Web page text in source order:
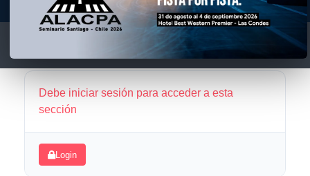
Debe iniciar sesión para acceder a esta
sección
Login